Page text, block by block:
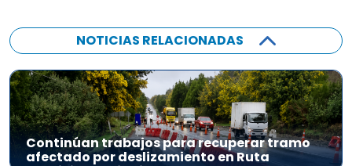
NOTICIAS RELACIONADAS
Continúan trabajos para recuperar tramo
afectado por deslizamiento en Ruta